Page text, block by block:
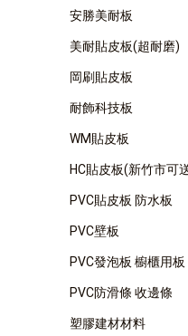
安勝美耐板
美耐貼皮板(超耐磨)
岡刷貼皮板
耐飾科技板
WM貼皮板
HC貼皮板(新竹市可
PVC貼皮板 防水板
PVC壁板
PVC發泡板 櫥櫃用板
PVC防滑條 收邊條
塑膠建材材料